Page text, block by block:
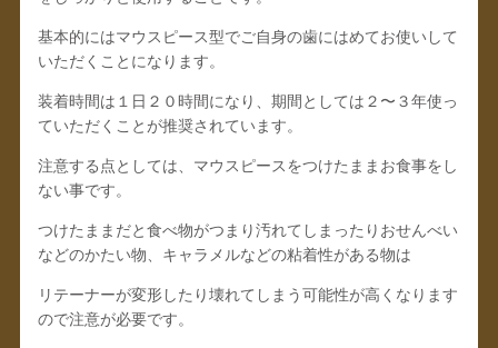
基本的にはマウスピース型でご自身の歯にはめてお使いして
いただくことになります。
装着時間は１日２０時間になり、期間としては２〜３年使っ
ていただくことが推奨されています。
注意する点としては、マウスピースをつけたままお食事をし
ない事です。
つけたままだと食べ物がつまり汚れてしまったりおせんべい
などのかたい物、キャラメルなどの粘着性がある物は
リテーナーが変形したり壊れてしまう可能性が高くなります
ので注意が必要です。